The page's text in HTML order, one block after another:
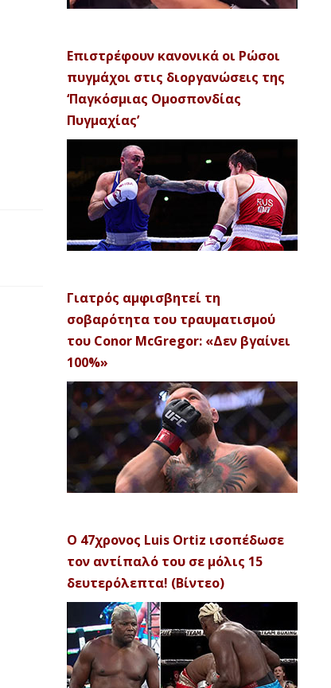
Επιστρέφουν κανονικά οι Ρώσοι
πυγμάχοι στις διοργανώσεις της
‘Παγκόσμιας Ομοσπονδίας
Πυγμαχίας’
Γιατρός αμφισβητεί τη
σοβαρότητα του τραυματισμού
του Conor McGregor: «Δεν βγαίνει
100%»
Ο 47χρονος Luis Ortiz ισοπέδωσε
τον αντίπαλό του σε μόλις 15
δευτερόλεπτα! (Βίντεο)